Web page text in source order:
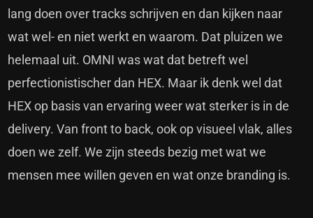
lang doen over tracks schrijven en dan kijken naar
wat wel- en niet werkt en waarom. Dat pluizen we
helemaal uit. OMNI was wat dat betreft wel
perfectionistischer dan HEX. Maar ik denk wel dat
HEX op basis van ervaring weer wat sterker is in de
delivery. Van front to back, ook op visueel vlak, alles
doen we zelf. We zijn steeds bezig met wat we
mensen mee willen geven en wat onze branding is.